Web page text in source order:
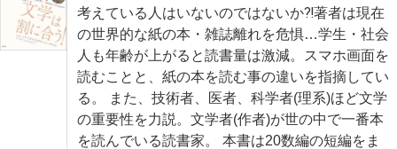
考えている人はいないのではないか⁈著者は現在
の世界的な紙の本・雑誌離れを危惧…学生・社会
人も年齢が上がると読書量は激減。スマホ画面を
読むことと、紙の本を読む事の違いを指摘してい
る。 また、技術者、医者、科学者(理系)ほど文学
の重要性を力説。文学者(作者)が世の中で一番本
を読んでいる読書家。 本書は20数編の短編をま